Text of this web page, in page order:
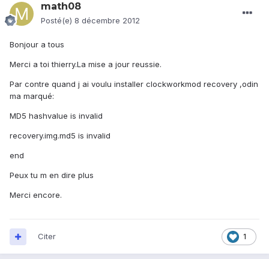
math08
Posté(e) 8 décembre 2012
Bonjour a tous
Merci a toi thierry.La mise a jour reussie.
Par contre quand j ai voulu installer clockworkmod recovery ,odin
ma marqué:
MD5 hashvalue is invalid
recovery.img.md5 is invalid
end
Peux tu m en dire plus
Merci encore.
1
Citer